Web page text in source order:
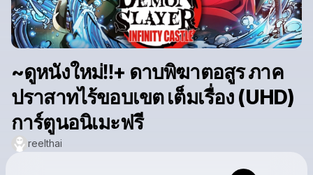
~ดูหนังใหม่‼️+ ดาบพิฆาตอสูร ภาค
ปราสาทไร้ขอบเขต เต็มเรื่อง (UHD)
การ์ตูนอนิเมะฟรี
reelthai